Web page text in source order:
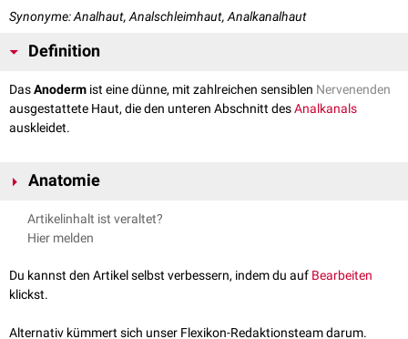
Synonyme: Analhaut, Analschleimhaut, Analkanalhaut
Definition
DasAnoderm ist eine dünne, mit zahlreichen sensiblen Nervenenden
ausgestattete Haut, die den unteren Abschnitt desAnalkanals
auskleidet.
Anatomie
Das Anoderm ist ektodermalen
unverhorntem
Plattenepithel.
Das Anoderm trägt keine
Darmgasen undFäzeszu differenzieren und auch die Konsistenz der
Artikelinhalt ist veraltet?
Hier melden
Du kannst den Artikel selbst verbessern, indem du auf Bearbeiten
klickst.
Alternativ kümmert sich unser Flexikon-Redaktionsteam darum.